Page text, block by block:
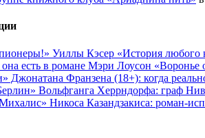
Уиллы Кэсер «История любого
есть в романе Мэри Лоусон «Воронье
Джонатана Франзена (18+): когда
Вольфганга Херрндорфа: граф
Никоса Казандзакиса: роман-